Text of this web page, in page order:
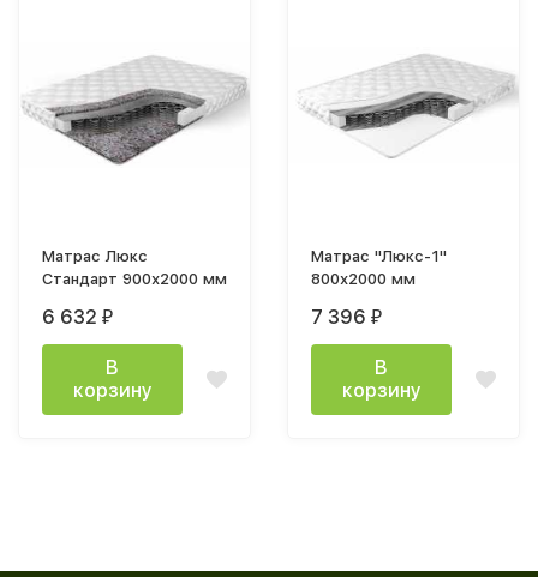
Матрас Люкс
Стандарт 900х2000 мм
6 632 ₽
В
корзину
Матрас "Люкс-1"
800х2000 мм
7 396 ₽
В
корзину